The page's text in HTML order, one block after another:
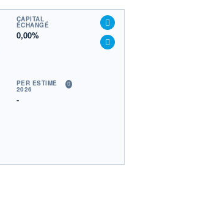
CAPITAL
ÉCHANGÉ
0,00%
PER ESTIMÉ
2026
-